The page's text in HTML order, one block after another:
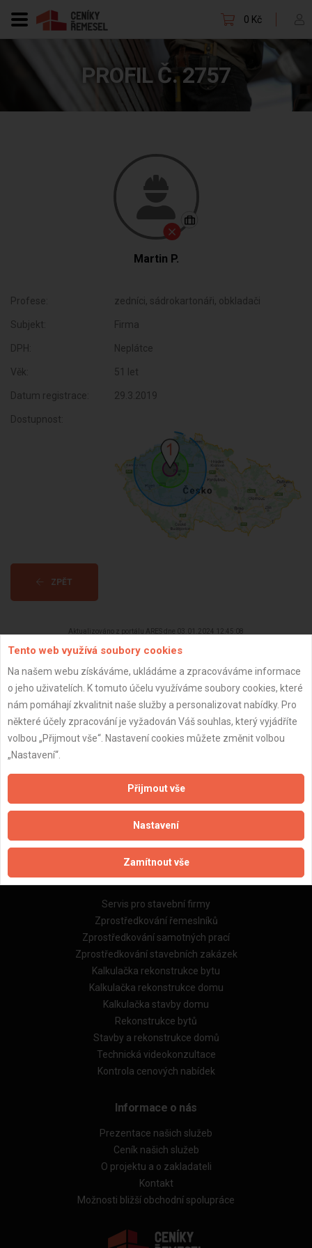
0 Kč
PROFIL Č. 2757
Martin P.
Profese: zedníci, sádrokartonáři, obkladači
Subjekt: Firma
DPH: Neplátce
Věk: 51 let
Datum registrace: 29.3.2019
Dostupnost:
ZPĚT
Aktualizováno z portálu ARES dne 03.01.2024 12:45:08
Důležité informace
Naše firmy a řemeslníci
Zásady pro používání souborů cookie
Obchodní podmínky (zprostředkování)
Obchodní podmínky (rozpočtování)
Reference
Naše excelové tabulky online
Naše služby
Servis pro stavební firmy
Zprostředkování řemeslníků
Zprostředkování samotných prací
Zprostředkování stavebních zakázek
Kalkulačka rekonstrukce bytu
Kalkulačka rekonstrukce domu
Kalkulačka stavby domu
Rekonstrukce bytů
Stavby a rekonstrukce domů
Technická videokonzultace
Kontrola cenových nabídek
Informace o nás
Prezentace našich služeb
Ceník našich služeb
O projektu a o zakladateli
Kontakt
Možnosti bližší obchodní spolupráce
Tento web využívá soubory cookies
Na našem webu získáváme, ukládáme a zpracováváme informace
o jeho uživatelích. K tomuto účelu využíváme soubory cookies, které
nám pomáhají zkvalitnit naše služby a personalizovat nabídky. Pro
některé účely zpracování je vyžadován Váš souhlas, který vyjádříte
volbou „Přijmout vše“. Nastavení cookies můžete změnit volbou
„Nastavení“.
Přijmout vše
Nastavení
Zamítnout vše